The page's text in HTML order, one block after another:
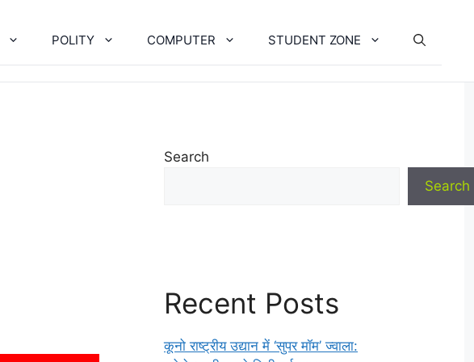
POLITY COMPUTER STUDENT ZONE
Search
Search
Recent Posts
कूनो राष्ट्रीय उद्यान में ‘सुपर मॉम’ ज्वाला: